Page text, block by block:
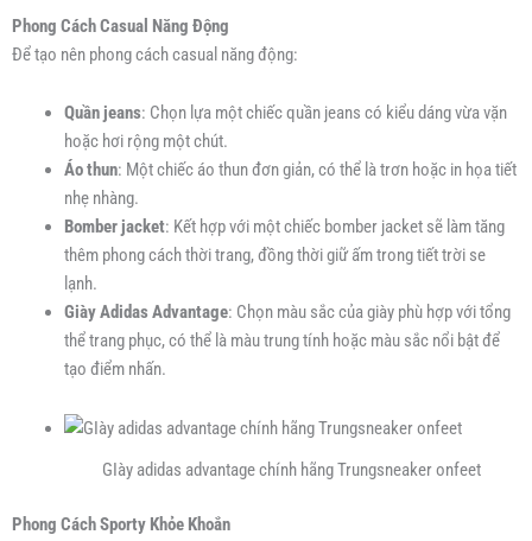
Phong Cách Casual Năng Động
Để tạo nên phong cách casual năng động:
Quần jeans: Chọn lựa một chiếc quần jeans có kiểu dáng vừa vặn
hoặc hơi rộng một chút.
Áo thun: Một chiếc áo thun đơn giản, có thể là trơn hoặc in họa tiết
nhẹ nhàng.
Bomber jacket: Kết hợp với một chiếc bomber jacket sẽ làm tăng
thêm phong cách thời trang, đồng thời giữ ấm trong tiết trời se
lạnh.
Giày Adidas Advantage: Chọn màu sắc của giày phù hợp với tổng
thể trang phục, có thể là màu trung tính hoặc màu sắc nổi bật để
tạo điểm nhấn.
GIày adidas advantage chính hãng Trungsneaker onfeet
Phong Cách Sporty Khỏe Khoắn